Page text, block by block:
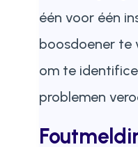
één voor één
boosdoener te
om te
problemen